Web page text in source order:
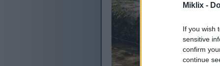
Miklix -
If you wish
sensitive
confirm
continue